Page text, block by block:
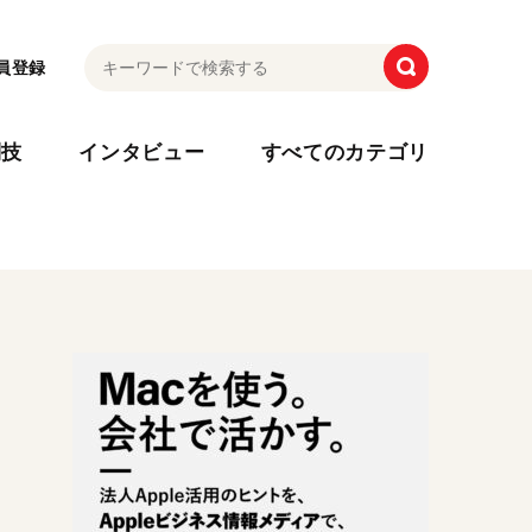
登録
インタビュー すべてのカテゴリ